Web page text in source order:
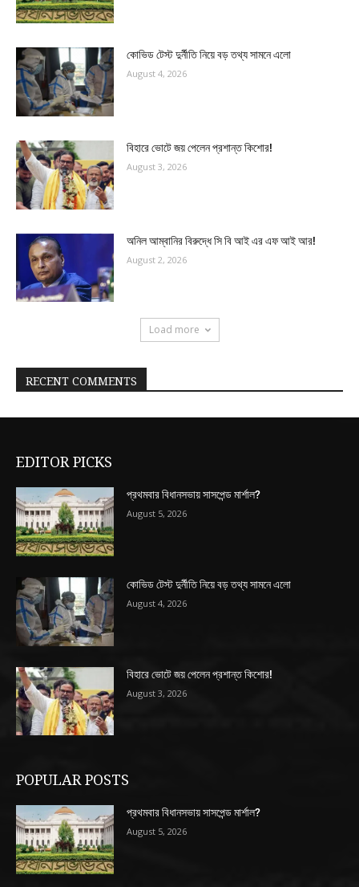
কোভিড টেস্ট দুর্নীতি নিয়ে বড় তথ্য সামনে এলো
August 4, 2026
বিহারে ভোটে জয় পেলেন প্রশান্ত কিশোর!
August 3, 2026
অনিল আম্বানির বিরুদ্ধে সি বি আই এর এফ আই আর!
August 2, 2026
Load more
RECENT COMMENTS
EDITOR PICKS
প্রথমবার বিধানসভায় সাসপেন্ড মার্শাল?
August 5, 2026
কোভিড টেস্ট দুর্নীতি নিয়ে বড় তথ্য সামনে এলো
August 4, 2026
বিহারে ভোটে জয় পেলেন প্রশান্ত কিশোর!
August 3, 2026
POPULAR POSTS
প্রথমবার বিধানসভায় সাসপেন্ড মার্শাল?
August 5, 2026